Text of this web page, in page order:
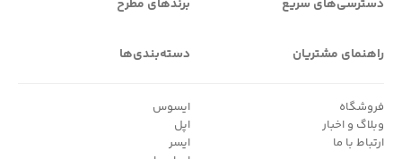
دسترسی‌های سریع برندهای مطرح
راهنمای مشتریان دسته‌بندی‌ها
فروشگاه
وبلاگ و اخبار
ارتباط با ما
ایسوس
اپل
ایسر